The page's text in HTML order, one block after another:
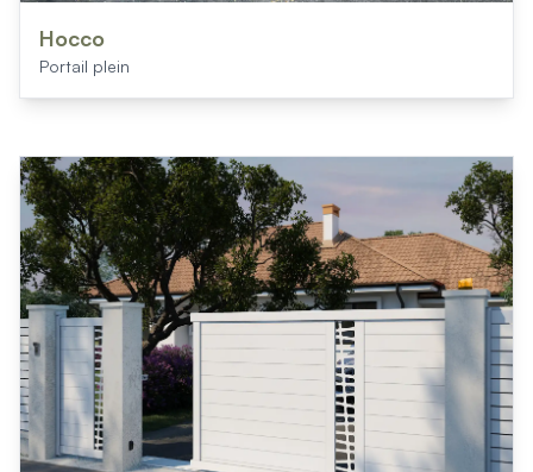
Accès Pro
Hocco
Portail plein